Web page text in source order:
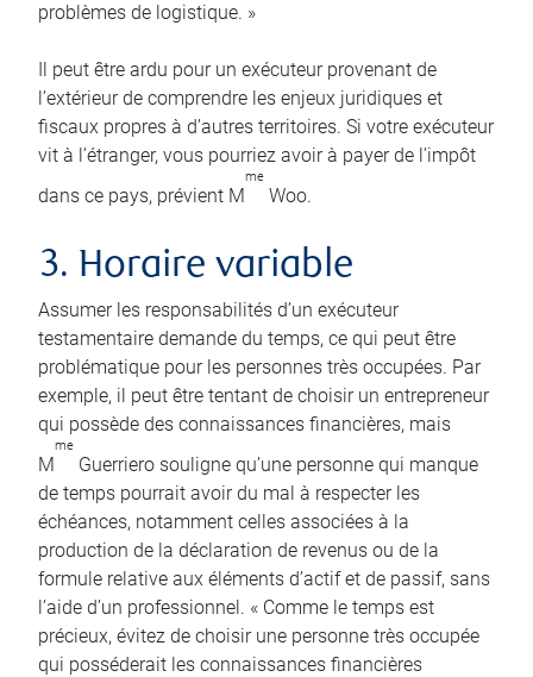
problèmes de logistique. »
Il peut être ardu pour un exécuteur provenant de
l’extérieur de comprendre les enjeux juridiques et
fiscaux propres à d’autres territoires. Si votre exécuteur
vit à l’étranger, vous pourriez avoir à payer de l’impôt
dans ce pays, prévient M
me
Woo.
3. Horaire variable
Assumer les responsabilités d’un exécuteur
testamentaire demande du temps, ce qui peut être
problématique pour les personnes très occupées. Par
exemple, il peut être tentant de choisir un entrepreneur
qui possède des connaissances financières, mais
M
me
Guerriero souligne qu’une personne qui manque
de temps pourrait avoir du mal à respecter les
échéances, notamment celles associées à la
production de la déclaration de revenus ou de la
formule relative aux éléments d’actif et de passif, sans
l’aide d’un professionnel. « Comme le temps est
précieux, évitez de choisir une personne très occupée
qui posséderait les connaissances financières